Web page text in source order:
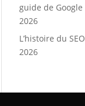
guide de Google
2026
L’histoire du SEO
2026